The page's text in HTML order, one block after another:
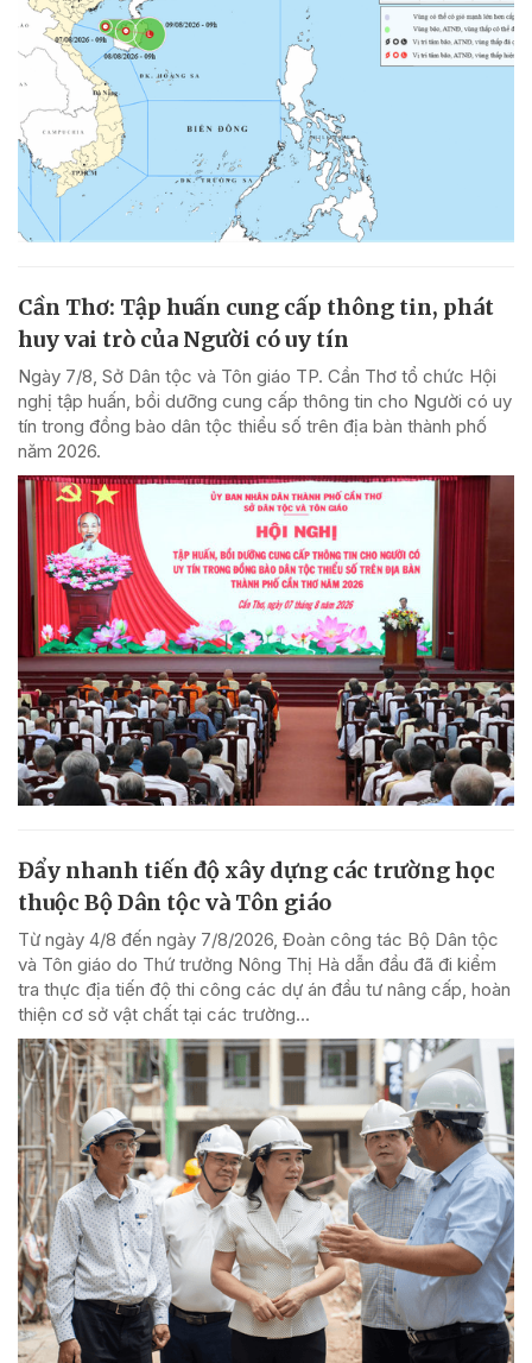
Cần Thơ: Tập huấn cung cấp thông tin, phát
huy vai trò của Người có uy tín
Ngày 7/8, Sở Dân tộc và Tôn giáo TP. Cần Thơ tổ chức Hội
nghị tập huấn, bồi dưỡng cung cấp thông tin cho Người có uy
tín trong đồng bào dân tộc thiểu số trên địa bàn thành phố
năm 2026.
Đẩy nhanh tiến độ xây dựng các trường học
thuộc Bộ Dân tộc và Tôn giáo
Từ ngày 4/8 đến ngày 7/8/2026, Đoàn công tác Bộ Dân tộc
và Tôn giáo do Thứ trưởng Nông Thị Hà dẫn đầu đã đi kiểm
tra thực địa tiến độ thi công các dự án đầu tư nâng cấp, hoàn
thiện cơ sở vật chất tại các trường...